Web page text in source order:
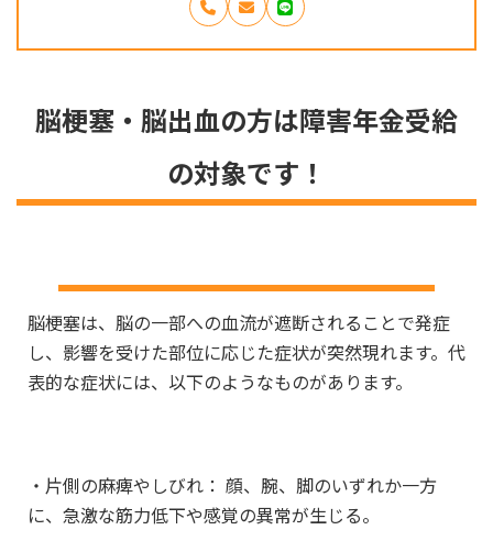
脳梗塞・脳出血の方は障害年金受給
の対象です！
脳梗塞は、脳の一部への血流が遮断されることで発症
し、影響を受けた部位に応じた症状が突然現れます。代
表的な症状には、以下のようなものがあります。
・片側の麻痺やしびれ： 顔、腕、脚のいずれか一方
に、急激な筋力低下や感覚の異常が生じる。